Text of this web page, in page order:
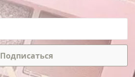
Подписаться